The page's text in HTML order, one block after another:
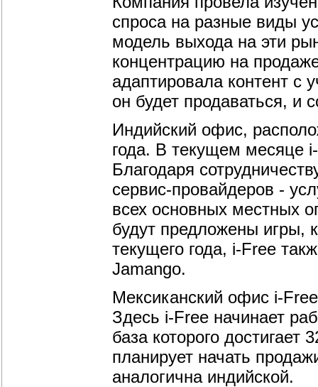
спроса на разные виды
модель выхода на эти
концентрацию на
адаптировала контент с
он будет продаваться, и
Индийский офис,
года. В текущем месяце
Благодаря
сервис-провайдеров -
всех основных местных
будут предложены игры,
текущего года, i-Free
Jamango.
Мексиканский офис i-
Здесь i-Free начинает
база которого
планирует начать
аналогична индийской.